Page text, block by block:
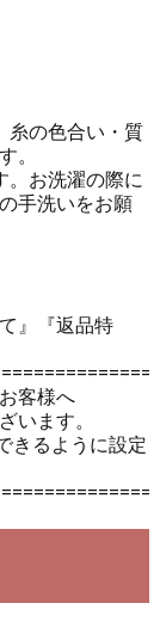
糸の色合い・質
。
。お洗濯の際に
手洗いをお願
』
『返品特
客様へ
います。
きるように設定